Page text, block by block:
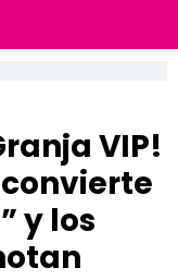
VIP!
convierte
y los